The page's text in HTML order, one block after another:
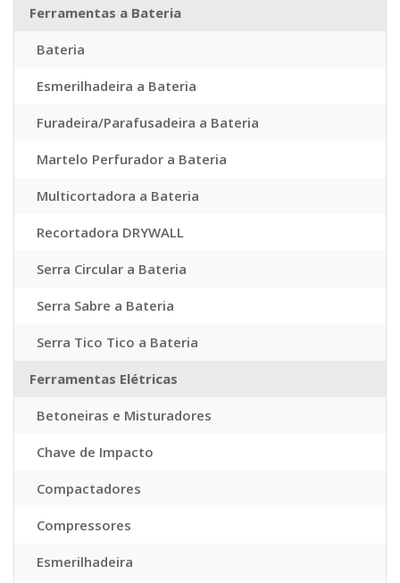
Ferramentas a Bateria
Bateria
Esmerilhadeira a Bateria
Furadeira/Parafusadeira a Bateria
Martelo Perfurador a Bateria
Multicortadora a Bateria
Recortadora DRYWALL
Serra Circular a Bateria
Serra Sabre a Bateria
Serra Tico Tico a Bateria
Ferramentas Elétricas
Betoneiras e Misturadores
Chave de Impacto
Compactadores
Compressores
Esmerilhadeira